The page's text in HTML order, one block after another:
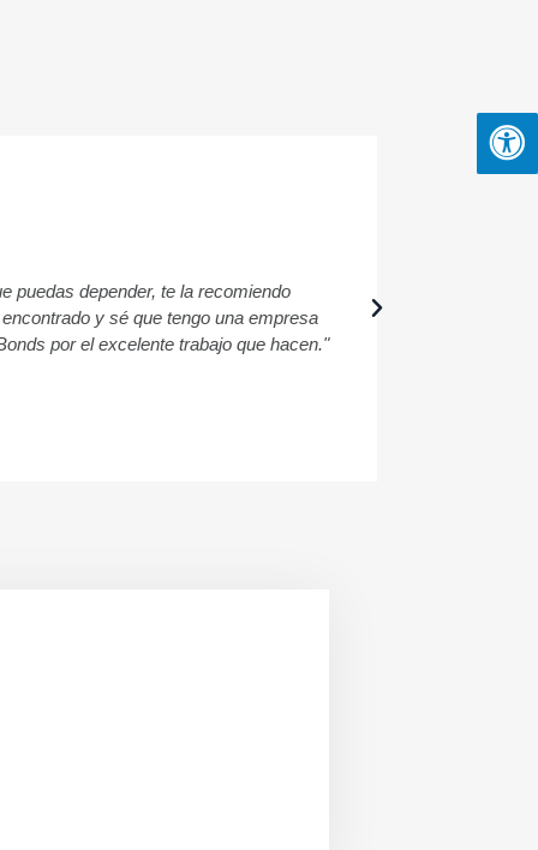
puedas depender, te la recomiendo
y sé que tengo una empresa
por el excelente trabajo que hacen."